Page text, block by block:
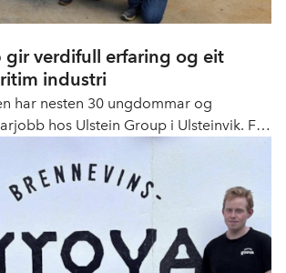
gir verdifull erfaring og eit
industri
har nesten 30 ungdommar og
hos Ulstein Group i Ulsteinvik. For
også tatt inn ungdom under 18 år i
av årets sommarvikarar skal også
i Ulstein-bedriftene til hausten.